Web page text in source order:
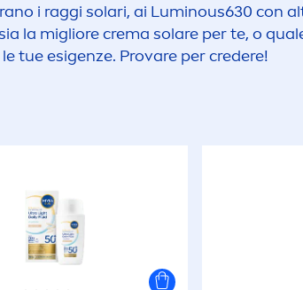
i raggi solari, ai Luminous630 con
la migliore crema solare per te, o
tue esigenze. Provare per credere!
Pelle